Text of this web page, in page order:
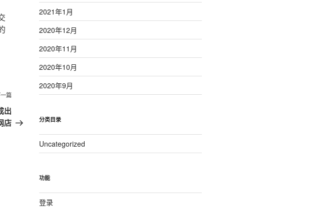
篇
篇
出
店
2021年1月
2020年12月
2020年11月
2020年10月
2020年9月
分类目录
Uncategorized
功能
登录